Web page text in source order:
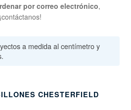
por correo electrónico,
¡contáctanos!
a medida al centímetro y
CHESTERFIELD